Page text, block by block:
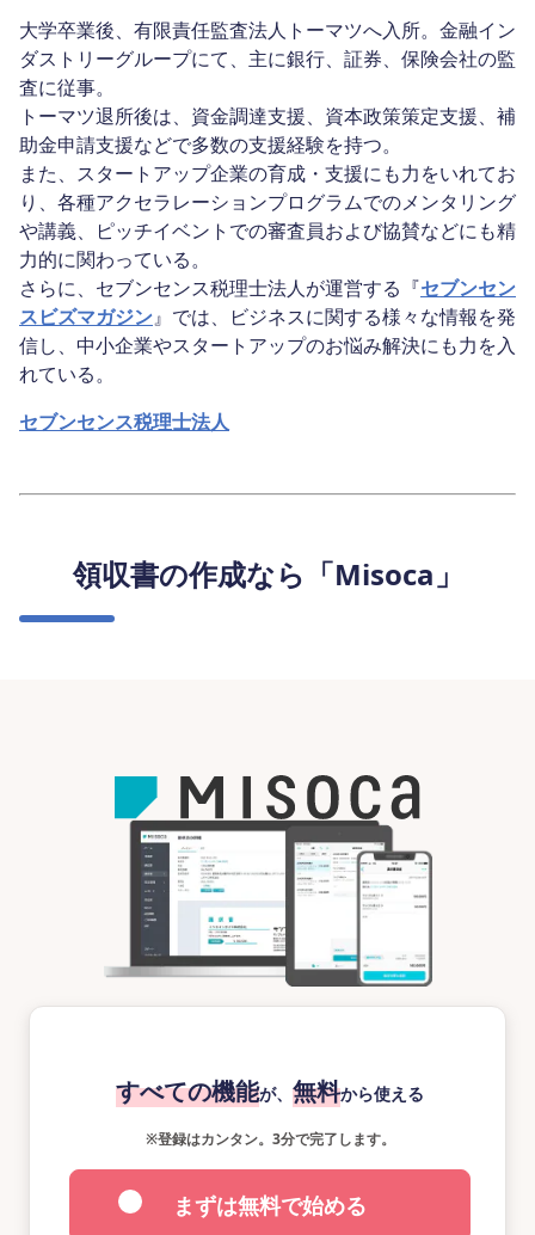
大学卒業後、有限責任監査法人トーマツへ入所。金融イン
ダストリーグループにて、主に銀行、証券、保険会社の監
査に従事。
トーマツ退所後は、資金調達支援、資本政策策定支援、補
助金申請支援などで多数の支援経験を持つ。
また、スタートアップ企業の育成・支援にも力をいれてお
り、各種アクセラレーションプログラムでのメンタリング
や講義、ピッチイベントでの審査員および協賛などにも精
力的に関わっている。
さらに、セブンセンス税理士法人が運営する『セブンセン
スビズマガジン』では、ビジネスに関する様々な情報を発
信し、中小企業やスタートアップのお悩み解決にも力を入
れている。
セブンセンス税理士法人
領収書の作成なら「Misoca」
すべての機能が、 無料から使える
※登録はカンタン。3分で完了します。
まずは無料で始める